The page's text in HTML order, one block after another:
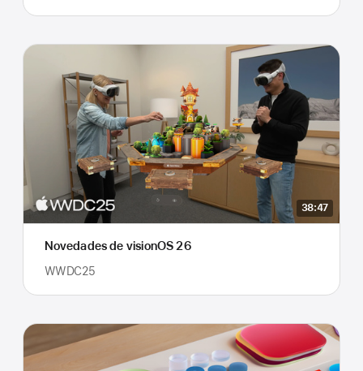
38:47
Novedades de visionOS 26
WWDC25